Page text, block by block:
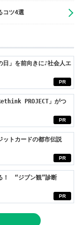
コツ4選
PR
日」を前向きに♪社会人エ
PR
PROJECT」がつ
PR
トカードの都市伝説
PR
！ “ジブン観”診断